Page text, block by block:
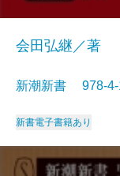
会田弘継／著
新潮新書 978-
新書電子書籍あり